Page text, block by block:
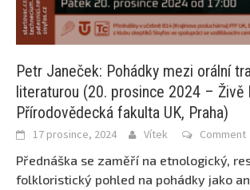
Petr Janeček: Pohádky mezi orální
literaturou (20. prosince 2024 – Živě
Přírodovědecká fakulta UK, Praha)
17 prosince, 2024 Vítek Comment
Přednáška se zaměří na etnologický,
folkloristický pohled na pohádky jako